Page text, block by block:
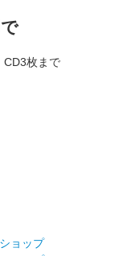
CD3枚まで